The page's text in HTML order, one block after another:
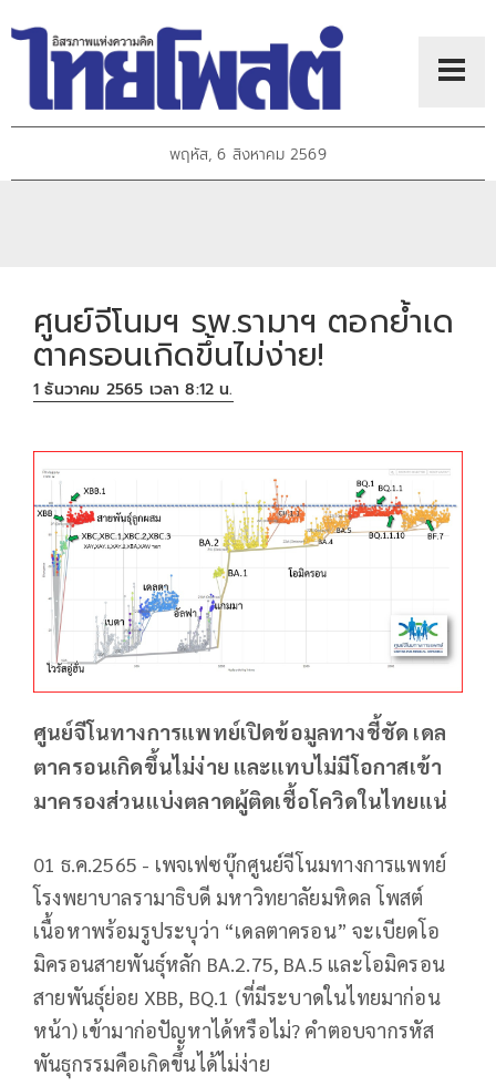
พฤหัส, 6 สิงหาคม 2569
ศูนย์จีโนมฯ รพ.รามาฯ ตอกย้ำเด
ตาครอนเกิดขึ้นไม่ง่าย!
1 ธันวาคม 2565 เวลา 8:12 น.
ศูนย์จีโนทางการแพทย์เปิดข้อมูลทางชี้ชัด เดล
ตาครอนเกิดขึ้นไม่ง่าย และแทบไม่มีโอกาสเข้า
มาครองส่วนแบ่งตลาดผู้ติดเชื้อโควิดในไทยแน่
01 ธ.ค.2565 - เพจเฟซบุ๊กศูนย์จีโนมทางการแพทย์
โรงพยาบาลรามาธิบดี มหาวิทยาลัยมหิดล โพสต์
เนื้อหาพร้อมรูประบุว่า “เดลตาครอน” จะเบียดโอ
มิครอนสายพันธุ์หลัก BA.2.75, BA.5 และโอมิครอน
สายพันธุ์ย่อย XBB, BQ.1 (ที่มีระบาดในไทยมาก่อน
หน้า) เข้ามาก่อปัญหาได้หรือไม่? คำตอบจากรหัส
พันธุกรรมคือเกิดขึ้นได้ไม่ง่าย